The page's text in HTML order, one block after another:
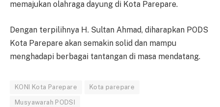
memajukan olahraga dayung di Kota Parepare.
Dengan terpilihnya H. Sultan Ahmad, diharapkan PODS
Kota Parepare akan semakin solid dan mampu
menghadapi berbagai tantangan di masa mendatang.
KONI Kota Parepare Kota parepare
Musyawarah PODSI